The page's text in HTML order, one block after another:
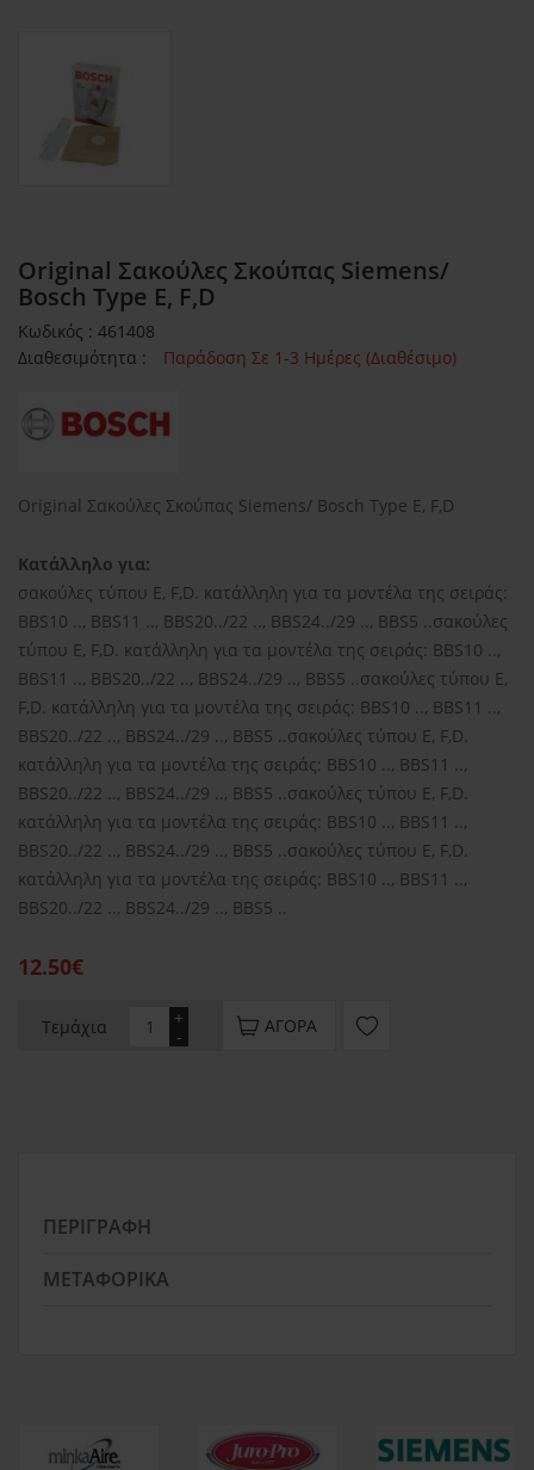
Original Σακούλες Σκούπας Siemens/
Bosch Type E, F,D
Κωδικός : 461408
Διαθεσιμότητα :
Παράδοση Σε 1-3 Ημέρες (Διαθέσιμο)
Original Σακούλες Σκούπας Siemens/ Bosch Type E, F,D
Κατάλληλο για:
σακούλες τύπου E, F,D. κατάλληλη για τα μοντέλα της σειράς:
BBS10 .., BBS11 .., BBS20../22 .., BBS24../29 .., BBS5 ..σακούλες
τύπου E, F,D. κατάλληλη για τα μοντέλα της σειράς: BBS10 ..,
BBS11 .., BBS20../22 .., BBS24../29 .., BBS5 ..σακούλες τύπου E,
F,D. κατάλληλη για τα μοντέλα της σειράς: BBS10 .., BBS11 ..,
BBS20../22 .., BBS24../29 .., BBS5 ..σακούλες τύπου E, F,D.
κατάλληλη για τα μοντέλα της σειράς: BBS10 .., BBS11 ..,
BBS20../22 .., BBS24../29 .., BBS5 ..σακούλες τύπου E, F,D.
κατάλληλη για τα μοντέλα της σειράς: BBS10 .., BBS11 ..,
BBS20../22 .., BBS24../29 .., BBS5 ..σακούλες τύπου E, F,D.
κατάλληλη για τα μοντέλα της σειράς: BBS10 .., BBS11 ..,
BBS20../22 .., BBS24../29 .., BBS5 ..
12.50€
Τεμάχια -
+ ΑΓΟΡΆ
ΠΕΡΙΓΡΑΦΉ
ΜΕΤΑΦΟΡΙΚΆ